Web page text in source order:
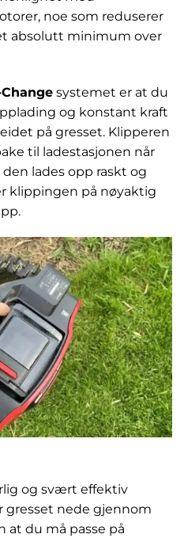
noe som reduserer
absolutt minimum over
systemet er at du
og konstant kraft
på gresset. Klipperen
til ladestasjonen når
lades opp raskt og
klippingen på nøyaktig
og svært effektiv
gresset nede gjennom
at du må passe på